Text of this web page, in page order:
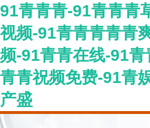
91青青青-91青青青
视频-91青青青青青
频-91青青在线-91
青青祝频免费-91青
产盛